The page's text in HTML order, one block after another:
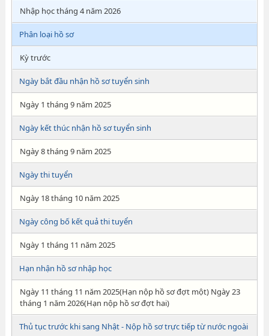
Nhập học tháng 4 năm 2026
Phân loại hồ sơ
Kỳ trước
Ngày bắt đầu nhận hồ sơ tuyển sinh
Ngày 1 tháng 9 năm 2025
Ngày kết thúc nhận hồ sơ tuyển sinh
Ngày 8 tháng 9 năm 2025
Ngày thi tuyển
Ngày 18 tháng 10 năm 2025
Ngày công bố kết quả thi tuyển
Ngày 1 tháng 11 năm 2025
Hạn nhận hồ sơ nhập học
Ngày 11 tháng 11 năm 2025(Hạn nộp hồ sơ đợt một) Ngày 23
tháng 1 năm 2026(Hạn nộp hồ sơ đợt hai)
Thủ tục trước khi sang Nhật - Nộp hồ sơ trực tiếp từ nước ngoài